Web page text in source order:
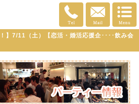
】7/11（土）【恋活・婚活応援企････飲み会